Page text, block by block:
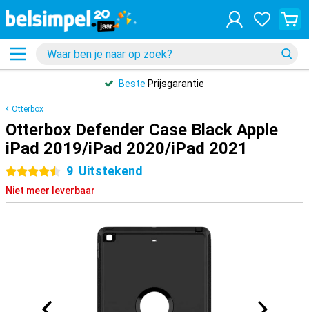
Beste Prijsgarantie
Otterbox
Otterbox Defender Case Black Apple
iPad 2019/iPad 2020/iPad 2021
4.5 sterren
9 Uitstekend
Niet meer leverbaar